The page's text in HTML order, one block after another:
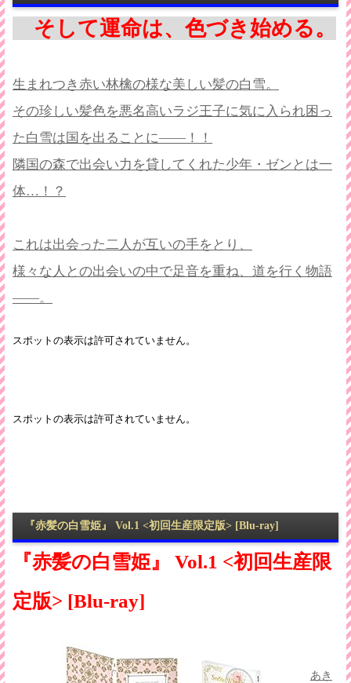
そして運命は、色づき始める。
生まれつき赤い林檎の様な美しい髪の白雪。
その珍しい髪色を悪名高いラジ王子に気に入られ困っ
た白雪は国を出ることに――！！
隣国の森で出会い力を貸してくれた少年・ゼンとは一
体…！？
これは出会った二人が互いの手をとり、
様々な人との出会いの中で足音を重ね、道を行く物語
――。
『赤髪の白雪姫』 Vol.1 <初回生産限定版> [Blu-ray]
『赤髪の白雪姫』 Vol.1 <初回生産限
定版> [Blu-ray]
あき